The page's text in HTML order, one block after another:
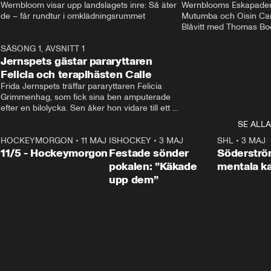
Wernbloom visar upp landslagets inre: Så äter
de – får rundtur i omklädningsrummet
Wernblooms
Mutumba och Oisin
Blåvitt med Thomas
SÄSONG 1, AVSNITT 1
Jernspets gästar pararyttaren
Felicia och terapihästen Calle
Frida Jernspets träffar pararyttaren Felicia
Grimmenhag, som fick sina ben amputerade
efter en bilolycka. Sen åker hon vidare till ett
SE ALLA
HOCKEYMORGON • 11 MAJ
11/5 - Hockeymorgon
0:22
ISHOCKEY •3 MAJ
Festade sönder
pokalen: ”Käkade
upp dem”
SHL •3 MAJ
mentala